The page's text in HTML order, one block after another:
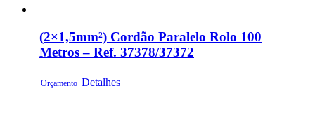
(2×1,5mm²) Cordão Paralelo Rolo 100
Metros – Ref. 37378/37372
Orçamento Detalhes